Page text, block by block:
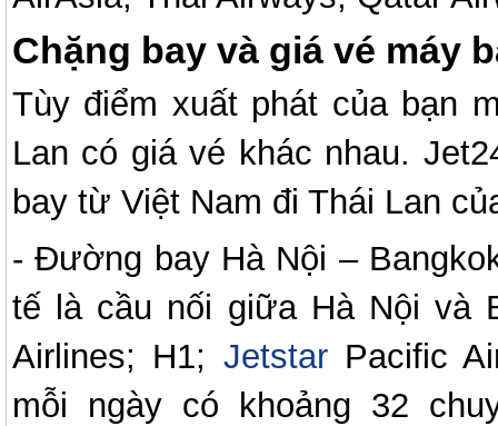
Chặng bay và giá vé máy
Tùy điểm xuất phát của bạn
Lan có giá vé khác nhau.
bay từ Việt Nam đi Thái Lan
- Đường bay Hà Nội –
tế là cầu nối giữa Hà Nội và
Airlines; H1; JetstarPacific
mỗi ngày có khoảng 32